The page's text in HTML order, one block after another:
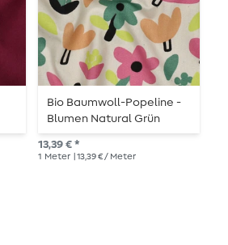
Bio Baumwoll-Popeline -
Blumen Natural Grün
13,39 € *
1 Meter | 13,39 € / Meter